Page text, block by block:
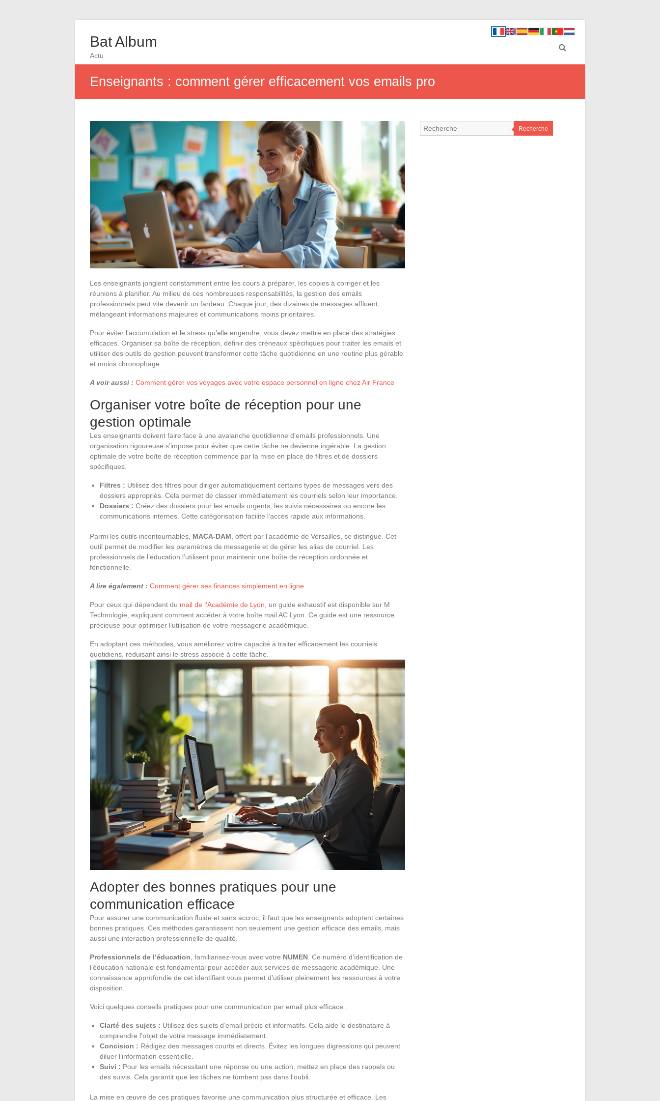
Bat Album
Actu
Enseignants : comment gérer efficacement vos emails pro
Les enseignants jonglent constamment entre les cours à préparer, les copies à corriger et les
réunions à planifier. Au milieu de ces nombreuses responsabilités, la gestion des emails
professionnels peut vite devenir un fardeau. Chaque jour, des dizaines de messages affluent,
mélangeant informations majeures et communications moins prioritaires.
Pour éviter l’accumulation et le stress qu’elle engendre, vous devez mettre en place des stratégies
efficaces. Organiser sa boîte de réception, définir des créneaux spécifiques pour traiter les emails et
utiliser des outils de gestion peuvent transformer cette tâche quotidienne en une routine plus gérable
et moins chronophage.
A voir aussi : Comment gérer vos voyages avec votre espace personnel en ligne chez Air France
Organiser votre boîte de réception pour une
gestion optimale
Les enseignants doivent faire face à une avalanche quotidienne d’emails professionnels. Une
organisation rigoureuse s’impose pour éviter que cette tâche ne devienne ingérable. La gestion
optimale de votre boîte de réception commence par la mise en place de filtres et de dossiers
spécifiques.
Filtres : Utilisez des filtres pour diriger automatiquement certains types de messages vers des
dossiers appropriés. Cela permet de classer immédiatement les courriels selon leur importance.
Dossiers : Créez des dossiers pour les emails urgents, les suivis nécessaires ou encore les
communications internes. Cette catégorisation facilite l’accès rapide aux informations.
Parmi les outils incontournables, MACA-DAM , offert par l’académie de Versailles, se distingue. Cet
outil permet de modifier les paramètres de messagerie et de gérer les alias de courriel. Les
professionnels de l’éducation l’utilisent pour maintenir une boîte de réception ordonnée et
fonctionnelle.
A lire également : Comment gérer ses finances simplement en ligne
Pour ceux qui dépendent du mail de l’Académie de Lyon , un guide exhaustif est disponible sur M
Technologie, expliquant comment accéder à votre boîte mail AC Lyon. Ce guide est une ressource
précieuse pour optimiser l’utilisation de votre messagerie académique.
En adoptant ces méthodes, vous améliorez votre capacité à traiter efficacement les courriels
quotidiens, réduisant ainsi le stress associé à cette tâche.
Adopter des bonnes pratiques pour une
communication efficace
Pour assurer une communication fluide et sans accroc, il faut que les enseignants adoptent certaines
bonnes pratiques. Ces méthodes garantissent non seulement une gestion efficace des emails, mais
aussi une interaction professionnelle de qualité.
Professionnels de l’éducation , familiarisez-vous avec votre NUMEN . Ce numéro d’identification de
l’éducation nationale est fondamental pour accéder aux services de messagerie académique. Une
connaissance approfondie de cet identifiant vous permet d’utiliser pleinement les ressources à votre
disposition.
Voici quelques conseils pratiques pour une communication par email plus efficace :
Clarté des sujets : Utilisez des sujets d’email précis et informatifs. Cela aide le destinataire à
comprendre l’objet de votre message immédiatement.
Concision : Rédigez des messages courts et directs. Évitez les longues digressions qui peuvent
diluer l’information essentielle.
Suivi : Pour les emails nécessitant une réponse ou une action, mettez en place des rappels ou
des suivis. Cela garantit que les tâches ne tombent pas dans l’oubli.
La mise en œuvre de ces pratiques favorise une communication plus structurée et efficace. Les
Recherche